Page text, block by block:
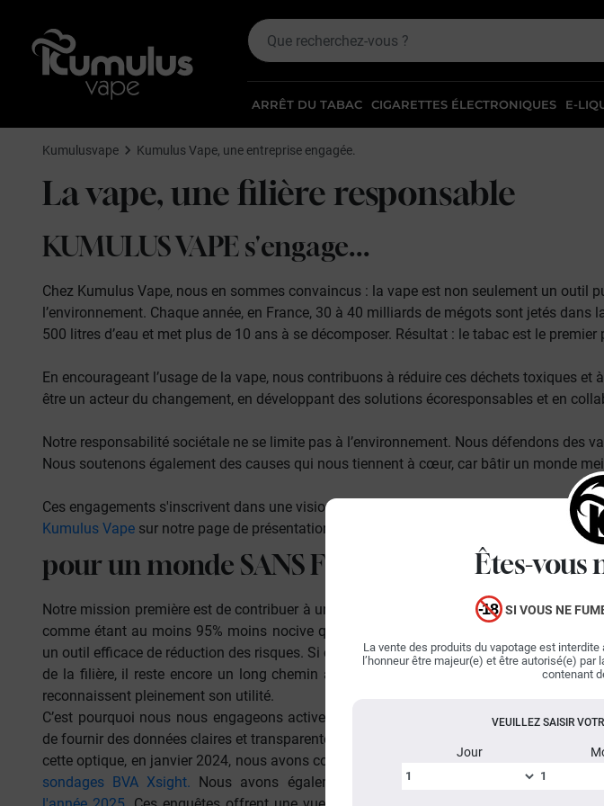
Êtes-vous
SI VOUS NE
La vente des produits du vapotage est
l’honneur être majeur(e) et être autorisé(e)
contenant
VEUILLEZ SAISIR
Jour
ARRÊT DU TABAC CIGARETTES ÉLECTRONIQUES E-
Kumulusvape Kumulus Vape, une entreprise engagée.
La vape, une filière responsable
KUMULUS VAPEs'engage...
Chez Kumulus Vape, nous en sommes convaincus : la vape est non seulement un outil
l’environnement. Chaque année, en France, 30 à 40 milliards de mégots sont jetés
500 litres d’eau et met plus de 10 ans à se décomposer. Résultat : le tabac est le
En encourageant l’usage de la vape, nous contribuons à réduire ces déchets toxiques
être un acteur du changement, en développant des solutions écoresponsables et en
Notre responsabilité sociétale ne se limite pas à l’environnement. Nous défendons des
Nous soutenons également des causes qui nous tiennent à cœur, car bâtir un monde
Ces engagements s'inscrivent dans une vision plus large de ce que doit être un acteur
Kumulus Vape sur notre page de présentation.
pour un monde SANS FUMÉE
Notre mission première est de contribuer à un avenir sans tabac. La vape est reconnue
comme étant au moins 95% moins nocive que la cigarette traditionnelle
un outil efficace de réduction des risques. Si cette évidence est partagée par l’ensemble
de la filière, il reste encore un long chemin à parcourir pour que les pouvoirs publics
reconnaissent pleinement son utilité.
C’est pourquoi nous nous engageons activement dans le soutien à la recherche, afin
de fournir des données claires et transparentes qui permettent d’éclairer nos élus. Dans
cette optique, en janvier 2024, nous avons commandé une
étude auprès de l’institut de
sondages BVA Xsight. Nous avons également voulu reconduire
cette étude pour